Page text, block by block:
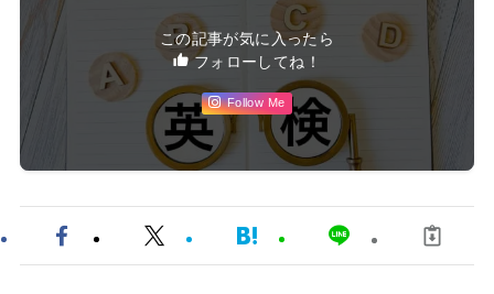
この記事が気に入ったら
フォローしてね！
Follow Me